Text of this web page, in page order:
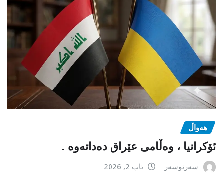
هەواڵ
ئۆکرانیا ، وەڵامی عێراق دەداتەوە .
سەرنوسەر ئاب 2, 2026